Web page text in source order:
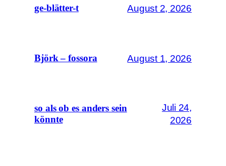
ge-blätter-t August 2, 2026
Björk – fossora August 1, 2026
so als ob es anders sein
könnte
Juli 24,
2026